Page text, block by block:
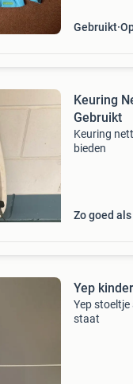
Gebruikt
Keuring
Gebruikt
Keuring
bieden
Zo goed
Yep
Yep
staat